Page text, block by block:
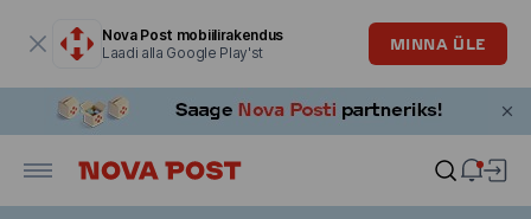
Nova Post mobiilirakendus
Laadi alla Google Play'st
MINNA ÜLE